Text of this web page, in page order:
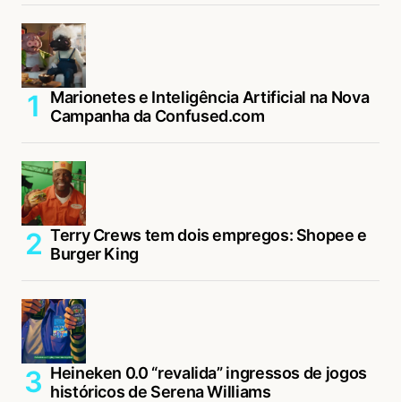
Marionetes e Inteligência Artificial na Nova
Campanha da Confused.com
Terry Crews tem dois empregos: Shopee e
Burger King
Heineken 0.0 “revalida” ingressos de jogos
históricos de Serena Williams